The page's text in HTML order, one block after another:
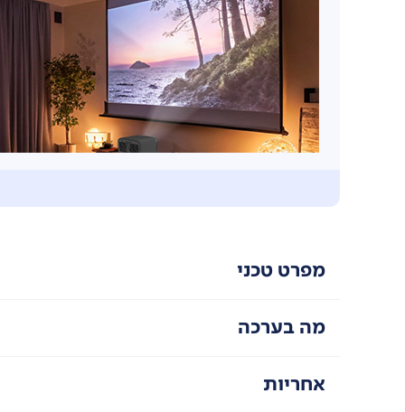
תמונה חדה, עשירה בפרטים, עם צבעים חיים – חוויית
מפרט טכני
מה בערכה
אחריות